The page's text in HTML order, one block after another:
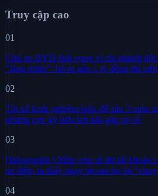
Truy cập cao
01
Chủ xe BYD thất vọng vì chi nhánh đột
"lặng thinh": bỏ ra gần 1 tỷ đồng thì
02
Tài xế kinh nghiệm luôn để sẵn 3 món
nhưng cực kỳ hữu ích khi gặp sự cố
03
[Infographic] Nhìn vào số dư tài khoản
xe điện, ta thấy ngay tại sao họ lại
04